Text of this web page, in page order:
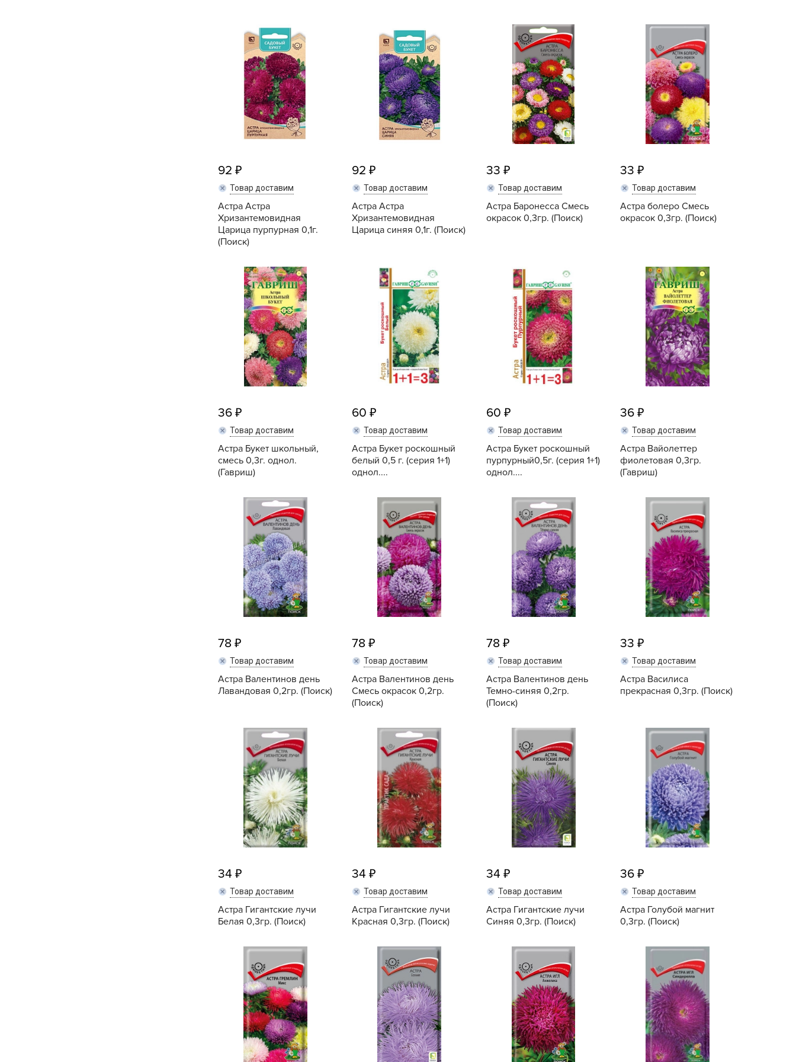
Bayer Garden
BMC
Bona Forte
Dacha Group
Dr.Klaus
Expert Garden
expert home
Fertika
Green Boom
Grinda
Lechuza
List'OK
LISTOK
MAROLEX
Nika
Palisad
Raco
Rubit
Santino
Terra Vita
TUT BIO
Uniel
VALBRENTA CHEMICALS
Zarit
АБТ Групп
Агробалт
Агробиотехнология
АГРОУСПЕХ
Агрофирма Аэлита
агрофирма манул
Аяском
байкал
Банные штучки
БашИнком
Биокомплекс
БиоМастер
БИОТЕХСОЮЗ
Буйские удобрения
ВАШЕ ХОЗЯЙСТВО
Ваше хозяйство ВХ
Великий воин
ГАВРИШ
Гарант
ГЕРА
ГРИН БЭЛТ
Гринкипер
Дача Time
Дача Тайм
ПОИСК
Поиск агрохолдинг
СЕДЕК
Семко
92
Товар доставим
Астра Астра
Хризантемовидная
Царица пурпурная 0,1г.
(Поиск)
Купить
92
Товар доставим
Астра Астра
Хризантемовидная
Царица синяя 0,1г. (Поиск)
33
Товар доставим
Астра Баронесса Смесь
окрасок 0,3гр. (Поиск)
33
Товар доставим
Астра болеро Смесь
окрасок 0,3гр. (Поиск)
Купить
36
Товар доставим
Астра Букет школьный,
смесь 0,3г. однол.
(Гавриш)
Купить
60
Товар доставим
Астра Букет роскошный
белый 0,5 г. (серия 1+1)
однол....
Купить
60
Товар доставим
Астра Букет роскошный
пурпурный0,5г. (серия 1+1)
однол....
Купить
36
Товар доставим
Астра Вайолеттер
фиолетовая 0,3гр.
(Гавриш)
Купить
78
Товар доставим
Астра Валентинов день
Лавандовая 0,2гр. (Поиск)
Купить
78
Товар доставим
Астра Валентинов день
Смесь окрасок 0,2гр.
(Поиск)
Купить
78
Товар доставим
Астра Валентинов день
Темно-синяя 0,2гр.
(Поиск)
Купить
33
Товар доставим
Астра Василиса
прекрасная 0,3гр. (Поиск)
Купить
34
Товар доставим
Астра Гигантские лучи
Белая 0,3гр. (Поиск)
Купить
34
Товар доставим
Астра Гигантские лучи
Красная 0,3гр. (Поиск)
Купить
34
Товар доставим
Астра Гигантские лучи
Синяя 0,3гр. (Поиск)
Купить
36
Товар доставим
Астра Голубой магнит
0,3гр. (Поиск)
Купить